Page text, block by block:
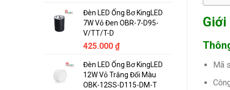
Giới
Mã
Đèn LED Ống Bơ KingLED
7W Vỏ Đen OBR-7-D95-
V/TT/T-D
425.000 ₫
Đèn LED Ống Bơ KingLED
12W Vỏ Trắng Đổi Màu
OBK-12SS-D115-DM-T